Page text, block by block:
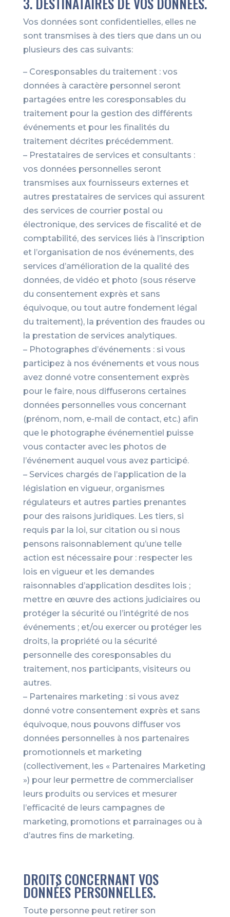
Vos données sont confidentielles, elles ne
sont transmises à des tiers que dans un ou
plusieurs des cas suivants:
– Coresponsables du traitement : vos
données à caractère personnel seront
partagées entre les coresponsables du
traitement pour la gestion des différents
événements et pour les finalités du
traitement décrites précédemment.
– Prestataires de services et consultants :
vos données personnelles seront
transmises aux fournisseurs externes et
autres prestataires de services qui assurent
des services de courrier postal ou
électronique, des services de fiscalité et de
comptabilité, des services liés à l’inscription
et l’organisation de nos événements, des
services d’amélioration de la qualité des
données, de vidéo et photo (sous réserve
du consentement exprès et sans
équivoque, ou tout autre fondement légal
du traitement), la prévention des fraudes ou
la prestation de services analytiques.
– Photographes d’événements : si vous
participez à nos événements et vous nous
avez donné votre consentement exprès
pour le faire, nous diffuserons certaines
données personnelles vous concernant
(prénom, nom, e-mail de contact, etc.) afin
que le photographe événementiel puisse
vous contacter avec les photos de
l’événement auquel vous avez participé.
– Services chargés de l’application de la
législation en vigueur, organismes
régulateurs et autres parties prenantes
pour des raisons juridiques. Les tiers, si
requis par la loi, sur citation ou si nous
pensons raisonnablement qu’une telle
action est nécessaire pour : respecter les
lois en vigueur et les demandes
raisonnables d’application desdites lois ;
mettre en œuvre des actions judiciaires ou
protéger la sécurité ou l’intégrité de nos
événements ; et/ou exercer ou protéger les
droits, la propriété ou la sécurité
personnelle des coresponsables du
traitement, nos participants, visiteurs ou
autres.
– Partenaires marketing : si vous avez
donné votre consentement exprès et sans
équivoque, nous pouvons diffuser vos
données personnelles à nos partenaires
promotionnels et marketing
(collectivement, les « Partenaires Marketing
») pour leur permettre de commercialiser
leurs produits ou services et mesurer
l’efficacité de leurs campagnes de
marketing, promotions et parrainages ou à
d’autres fins de marketing.
DROITS CONCERNANT VOS
DONNÉES PERSONNELLES.
Toute personne peut retirer son